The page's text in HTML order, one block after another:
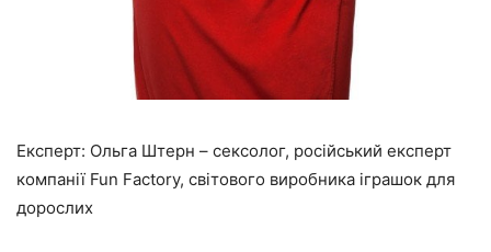
Експерт: Ольга Штерн – сексолог, російський експерт
компанії Fun Factory, світового виробника іграшок для
дорослих